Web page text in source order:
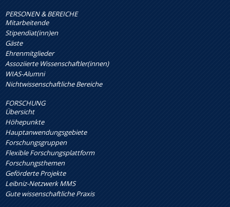
PERSONEN & BEREICHE
Mitarbeitende
Stipendiat(inn)en
Gäste
Ehrenmitglieder
Assoziierte Wissenschaftler(innen)
WIAS-Alumni
Nichtwissenschaftliche Bereiche
FORSCHUNG
Übersicht
Höhepunkte
Hauptanwendungsgebiete
Forschungsgruppen
Flexible Forschungsplattform
Forschungsthemen
Geförderte Projekte
Leibniz-Netzwerk MMS
Gute wissenschaftliche Praxis